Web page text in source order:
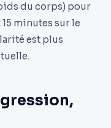
du corps) pour
minutes sur le
est plus